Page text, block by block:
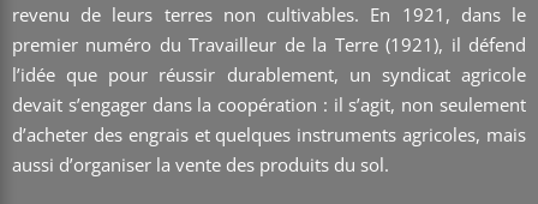
revenu de leurs terres non cultivables. En 1921, dans le
premier numéro du Travailleur de la Terre (1921), il défend
l’idée que pour réussir durablement, un syndicat agricole
devait s’engager dans la coopération : il s’agit, non seulement
d’acheter des engrais et quelques instruments agricoles, mais
aussi d’organiser la vente des produits du sol.